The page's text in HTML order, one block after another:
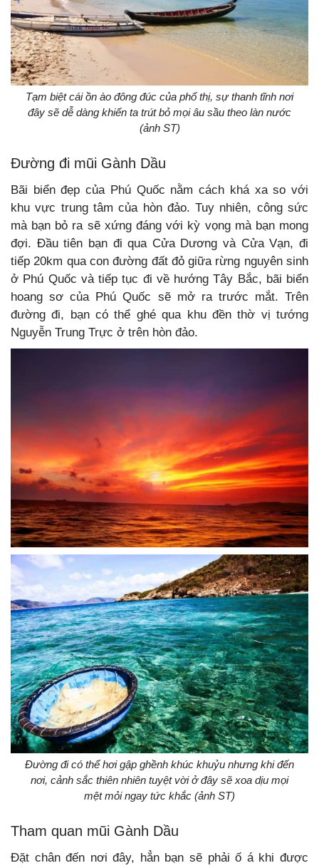
Tạm biệt cái ồn ào đông đúc của phố thị, sự thanh tĩnh nơi
đây sẽ dễ dàng khiến ta trút bỏ mọi âu sầu theo làn nước
(ảnh ST)
Đường đi mũi Gành Dầu
Bãi biển đẹp của Phú Quốc nằm cách khá xa so với
khu vực trung tâm của hòn đảo. Tuy nhiên, công sức
mà bạn bỏ ra sẽ xứng đáng với kỳ vọng mà bạn mong
đợi. Đầu tiên bạn đi qua Cửa Dương và Cửa Vạn, đi
tiếp 20km qua con đường đất đỏ giữa rừng nguyên sinh
ở Phú Quốc và tiếp tục đi về hướng Tây Bắc, bãi biển
hoang sơ của Phú Quốc sẽ mở ra trước mắt. Trên
đường đi, bạn có thể ghé qua khu đền thờ vị tướng
Nguyễn Trung Trực ở trên hòn đảo.
Đường đi có thể hơi gập ghềnh khúc khuỷu nhưng khi đến
nơi, cảnh sắc thiên nhiên tuyệt vời ở đây sẽ xoa dịu mọi
mệt mỏi ngay tức khắc (ảnh ST)
Tham quan mũi Gành Dầu
Đặt chân đến nơi đây, hẳn bạn sẽ phải ố á khi được